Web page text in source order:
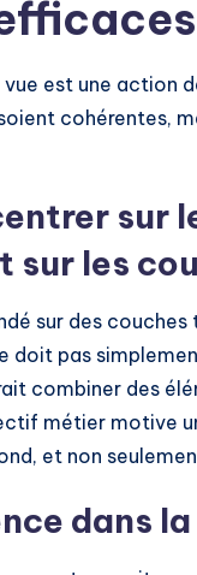
vue est une action
cohérentes,
sur
sur les
sur des
doit pas
combiner des
métier motive
et non
dans